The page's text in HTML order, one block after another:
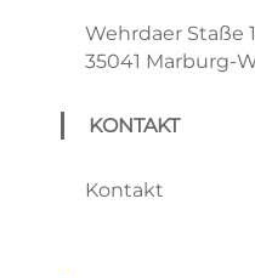
Wehrdaer Staße
35041 Marburg-
KONTAKT
Kontakt